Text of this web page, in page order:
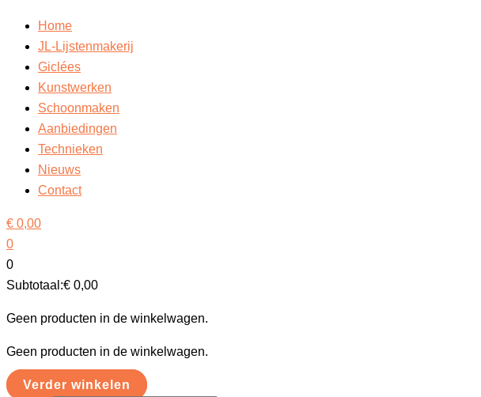
Home
JL-Lijstenmakerij
Giclées
Kunstwerken
Schoonmaken
Aanbiedingen
Technieken
Nieuws
Contact
€ 0,00
0
0
Subtotaal:€ 0,00
Geen producten in de winkelwagen.
Geen producten in de winkelwagen.
Verder winkelen